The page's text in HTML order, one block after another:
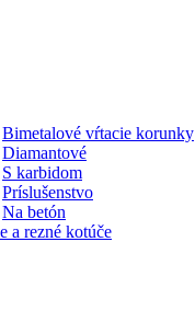
Bimetalové vŕtacie korunky
Diamantové
S karbidom
Príslušenstvo
Na betón
a rezné kotúče